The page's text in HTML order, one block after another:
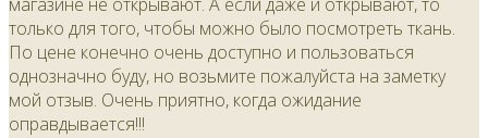
только для того, чтобы можно было посмотреть ткань.
По цене конечно очень доступно и пользоваться
однозначно буду, но возьмите пожалуйста на заметку
мой отзыв. Очень приятно, когда ожидание
оправдывается!!!